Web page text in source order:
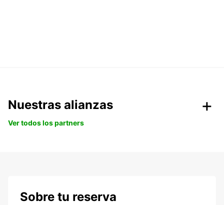
Nuestras alianzas
Ver todos los partners
Sobre tu reserva